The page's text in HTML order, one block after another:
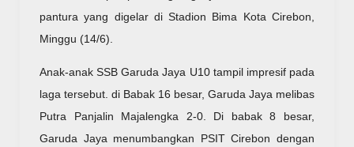
pantura yang digelar di Stadion Bima Kota Cirebon,
Minggu (14/6).
Anak-anak SSB Garuda Jaya U10 tampil impresif pada
laga tersebut. di Babak 16 besar, Garuda Jaya melibas
Putra Panjalin Majalengka 2-0. Di babak 8 besar,
Garuda Jaya menumbangkan PSIT Cirebon dengan